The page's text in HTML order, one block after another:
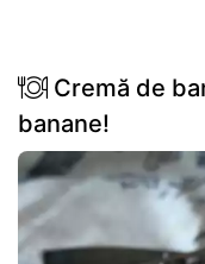
Cremă de
banane!